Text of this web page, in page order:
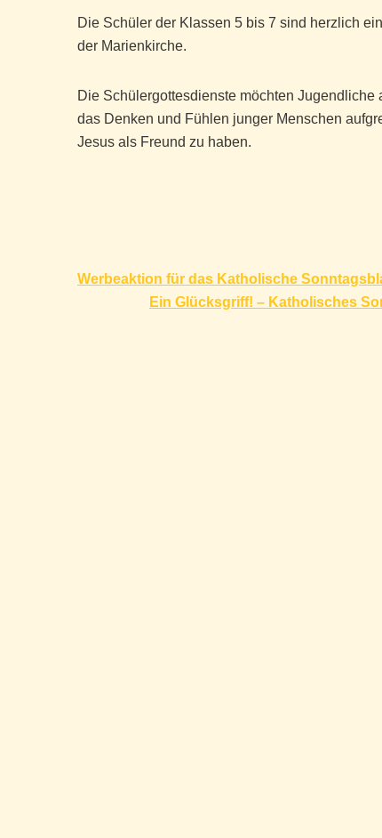
Die Schüler der Klassen 5 bis 7 sind herzlich
der Marienkirche.
Die Schülergottesdienste möchten
das Denken und Fühlen junger Menschen
Jesus als Freund zu haben.
Beitragsnavigation
Werbeaktion für das Katholische
Ein Glücksgriff! – Katholisches